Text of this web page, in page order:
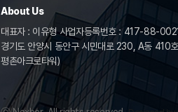
About Us
대표자 : 이유형 사업자등록번호 : 417-88-
경기도 안양시 동안구 시민대로 230, A동 410
평촌아크로타워)